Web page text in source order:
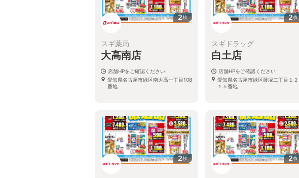
2枚
スギ薬局
大高南店
店舗HPをご確認ください
愛知県名古屋市緑区南大高一丁目108
番地
2枚
スギドラッグ
白土店
店舗HPをご確認ください
愛知県名古屋市緑区藤塚二丁目１２
１５番地
2枚 2枚